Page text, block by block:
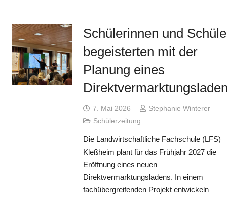
Schülerinnen und
begeisterten mit der
Planung eines
7. Mai 2026
Stephanie Winterer
Schülerzeitung
Die Landwirtschaftliche Fachschule (LFS)
Kleßheim plant für das Frühjahr 2027 die
Eröffnung eines neuen
Direktvermarktungsladens. In einem
fachübergreifenden Projekt entwickeln